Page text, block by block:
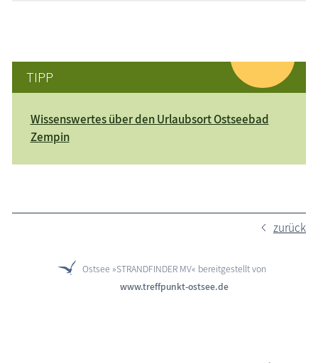
TIPP
Wissenswertes über den Urlaubsort Ostseebad
Zempin
zurück
Ostsee »STRANDFINDER MV« bereitgestellt von
www.treffpunkt-ostsee.de